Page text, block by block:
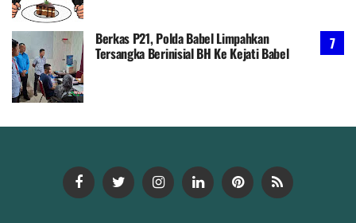
Berkas P21, Polda Babel Limpahkan
Tersangka Berinisial BH Ke Kejati Babel